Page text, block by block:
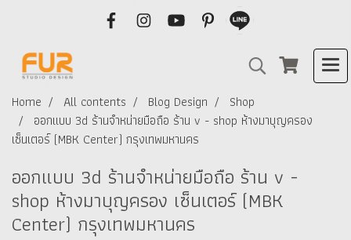
Home All contents Blog Design
Shop
ออกแบบ 3d ร้านจำหน่ายมือถือ ร้าน v - shop ห้างมาบุญครอง
เซ็นเตอร์ (MBK Center) กรุงเทพมหานคร
ออกแบบ 3d ร้านจำหน่ายมือถือ ร้าน v -
shop ห้างมาบุญครอง เซ็นเตอร์ (MBK
Center) กรุงเทพมหานคร